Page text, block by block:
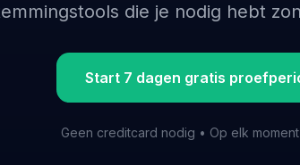
die je nodig hebt
Start 7 dagen gratis
Geen creditcard nodig • Op elk